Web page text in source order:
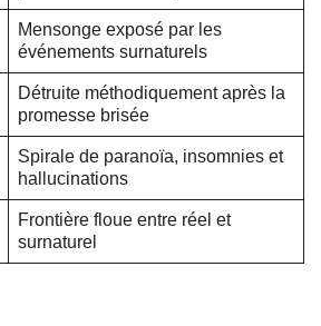
Mensonge exposé par les
événements surnaturels
Détruite méthodiquement après la
promesse brisée
Spirale de paranoïa, insomnies et
hallucinations
Frontière floue entre réel et
surnaturel